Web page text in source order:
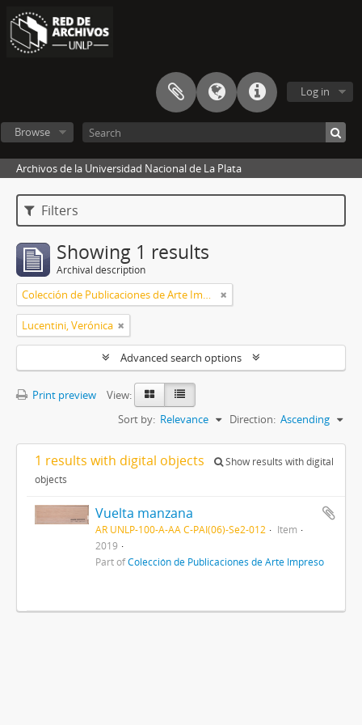
Log in
Browse
Archivos de la Universidad Nacional de La Plata
Filters
Showing 1 results
Archival description
Colección de Publicaciones de Arte Impreso
Lucentini, Verónica
Advanced search options
Print preview
View:
Sort by: Relevance Direction: Ascending
1 results with digital objects
Show results with digital
objects
Vuelta manzana
AR UNLP-100-A-AA C-PAI(06)-Se2-012
Item
2019
Part ofColección de Publicaciones de Arte Impreso